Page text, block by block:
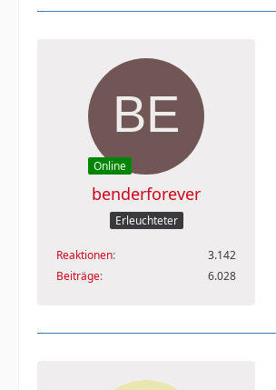
Online
benderforever
Erleuchteter
Reaktionen
3.142
Beiträge
6.028